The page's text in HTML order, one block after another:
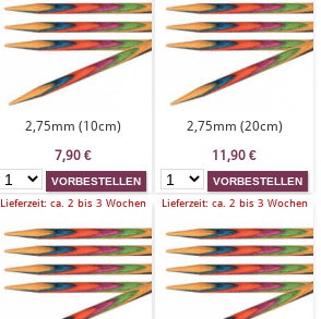
2,75mm (10cm)
7,90 €
2,75mm (20cm)
11,90 €
Lieferzeit: ca. 2 bis 3 Wochen Lieferzeit: ca. 2 bis 3 Wochen